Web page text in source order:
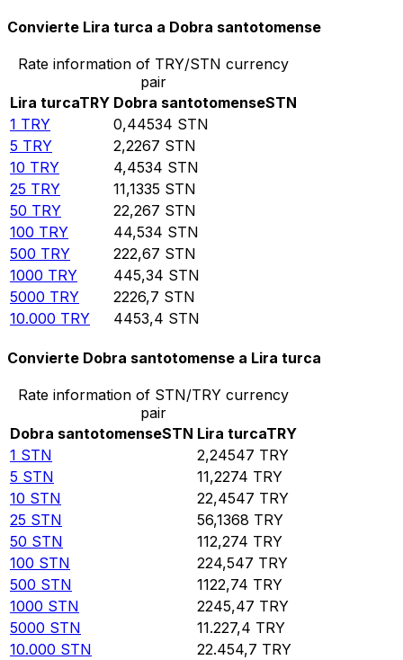
Convierte Lira turca a Dobra santotomense
Rate information of TRY/STN currency
pair
Lira turcaTRY Dobra santotomenseSTN
1 TRY 0,44534 STN
5 TRY 2,2267 STN
10 TRY 4,4534 STN
25 TRY 11,1335 STN
50 TRY 22,267 STN
100 TRY 44,534 STN
500 TRY 222,67 STN
1000 TRY 445,34 STN
5000 TRY 2226,7 STN
10.000 TRY 4453,4 STN
Convierte Dobra santotomense a Lira turca
Rate information of STN/TRY currency
pair
Dobra santotomenseSTN Lira turcaTRY
1 STN 2,24547 TRY
5 STN 11,2274 TRY
10 STN 22,4547 TRY
25 STN 56,1368 TRY
50 STN 112,274 TRY
100 STN 224,547 TRY
500 STN 1122,74 TRY
1000 STN 2245,47 TRY
5000 STN 11.227,4 TRY
10.000 STN 22.454,7 TRY